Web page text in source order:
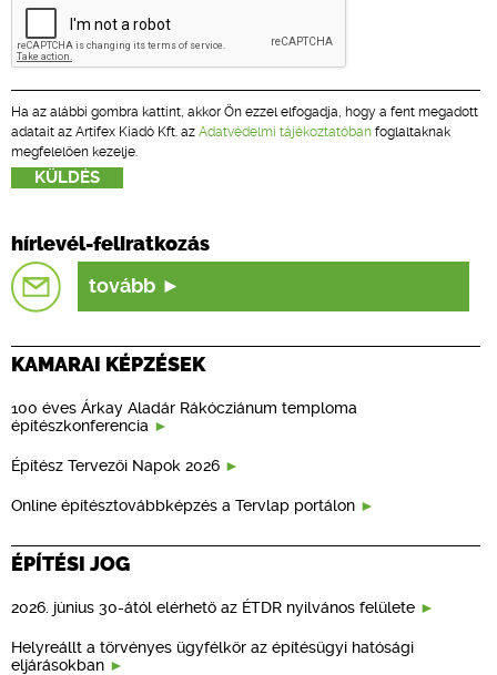
Ha az alábbi gombra kattint, akkor Ön ezzel elfogadja, hogy a fent megadott
adatait az Artifex Kiadó Kft. az Adatvédelmi tájékoztatóban foglaltaknak
megfelelően kezelje.
hírlevél-feliratkozás
tovább
KAMARAI KÉPZÉSEK
100 éves Árkay Aladár Rákócziánum temploma
építészkonferencia
Építész Tervezői Napok 2026
Online építésztovábbképzés a Tervlap portálon
ÉPÍTÉSI JOG
2026. június 30-ától elérhető az ÉTDR nyilvános felülete
Helyreállt a törvényes ügyfélkör az építésügyi hatósági
eljárásokban